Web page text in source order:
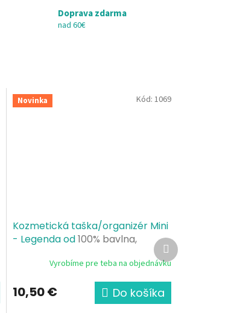
Doprava zdarma
nad 60€
Novinka
Kozmetická taška/organizér Mini
- Legenda od100% bavlna,
Vyrobíme pre teba na objednávku
10,50 € Do košíka
Kód: 1069
Ďalší
produkt